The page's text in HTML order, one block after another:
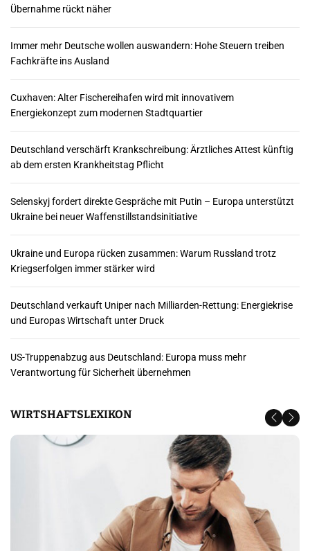
Übernahme rückt näher
Immer mehr Deutsche wollen auswandern: Hohe Steuern treiben
Fachkräfte ins Ausland
Cuxhaven: Alter Fischereihafen wird mit innovativem
Energiekonzept zum modernen Stadtquartier
Deutschland verschärft Krankschreibung: Ärztliches Attest künftig
ab dem ersten Krankheitstag Pflicht
Selenskyj fordert direkte Gespräche mit Putin – Europa unterstützt
Ukraine bei neuer Waffenstillstandsinitiative
Ukraine und Europa rücken zusammen: Warum Russland trotz
Kriegserfolgen immer stärker wird
Deutschland verkauft Uniper nach Milliarden-Rettung: Energiekrise
und Europas Wirtschaft unter Druck
US-Truppenabzug aus Deutschland: Europa muss mehr
Verantwortung für Sicherheit übernehmen
WIRTSHAFTSLEXIKON